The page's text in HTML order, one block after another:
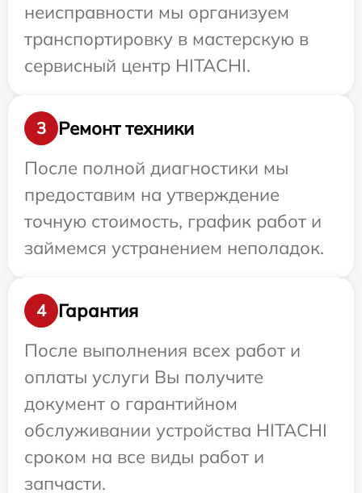
неисправности мы организуем
транспортировку в мастерскую в
сервисный центр HITACHI.
3
Ремонт техники
После полной диагностики мы
предоставим на утверждение
точную стоимость, график работ и
займемся устранением неполадок.
4
Гарантия
После выполнения всех работ и
оплаты услуги Вы получите
документ о гарантийном
обслуживании устройства HITACHI
сроком на все виды работ и
запчасти.